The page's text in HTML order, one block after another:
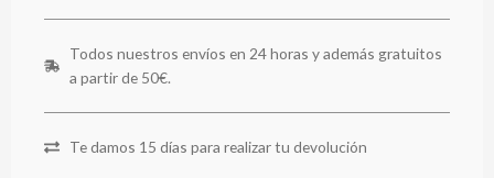
Todos nuestros envíos en 24 horas y además gratuitos
a partir de 50€.
Te damos 15 días para realizar tu devolución